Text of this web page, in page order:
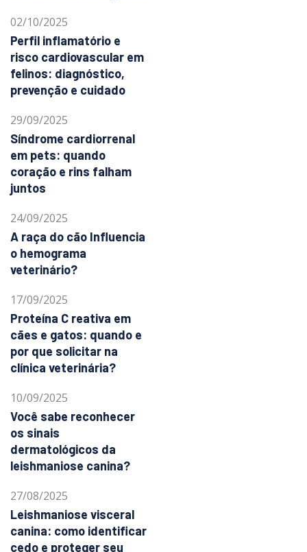
02/10/2025
Perfil inflamatório e
risco cardiovascular em
felinos: diagnóstico,
prevenção e cuidado
29/09/2025
Síndrome cardiorrenal
em pets: quando
coração e rins falham
juntos
24/09/2025
A raça do cão Influencia
o hemograma
veterinário?
17/09/2025
Proteína C reativa em
cães e gatos: quando e
por que solicitar na
clínica veterinária?
10/09/2025
Você sabe reconhecer
os sinais
dermatológicos da
leishmaniose canina?
27/08/2025
Leishmaniose visceral
canina: como identificar
cedo e proteger seu